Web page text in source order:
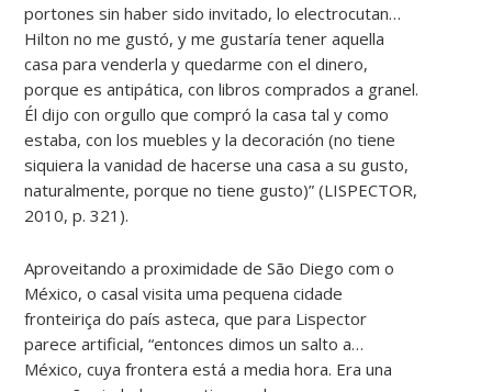
portones sin haber sido invitado, lo electrocutan…
Hilton no me gustó, y me gustaría tener aquella
casa para venderla y quedarme con el dinero,
porque es antipática, con libros comprados a granel.
Él dijo con orgullo que compró la casa tal y como
estaba, con los muebles y la decoración (no tiene
siquiera la vanidad de hacerse una casa a su gusto,
naturalmente, porque no tiene gusto)” (LISPECTOR,
2010, p. 321).
Aproveitando a proximidade de São Diego com o
México, o casal visita uma pequena cidade
fronteiriça do país asteca, que para Lispector
parece artificial, “entonces dimos un salto a…
México, cuya frontera está a media hora. Era una